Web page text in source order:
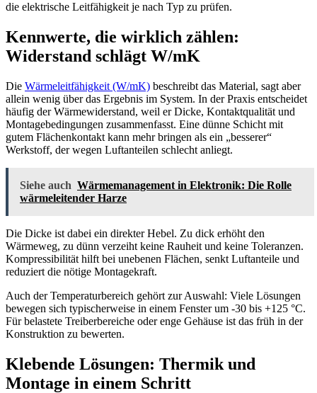
die elektrische Leitfähigkeit je nach Typ zu prüfen.
Kennwerte, die wirklich zählen:
Widerstand schlägt W/mK
Die Wärmeleitfähigkeit (W/mK) beschreibt das Material, sagt aber
allein wenig über das Ergebnis im System. In der Praxis entscheidet
häufig der Wärmewiderstand, weil er Dicke, Kontaktqualität und
Montagebedingungen zusammenfasst. Eine dünne Schicht mit
gutem Flächenkontakt kann mehr bringen als ein „besserer“
Werkstoff, der wegen Luftanteilen schlecht anliegt.
Siehe auch Wärmemanagement in Elektronik: Die Rolle
wärmeleitender Harze
Die Dicke ist dabei ein direkter Hebel. Zu dick erhöht den
Wärmeweg, zu dünn verzeiht keine Rauheit und keine Toleranzen.
Kompressibilität hilft bei unebenen Flächen, senkt Luftanteile und
reduziert die nötige Montagekraft.
Auch der Temperaturbereich gehört zur Auswahl: Viele Lösungen
bewegen sich typischerweise in einem Fenster um -30 bis +125 °C.
Für belastete Treiberbereiche oder enge Gehäuse ist das früh in der
Konstruktion zu bewerten.
Klebende Lösungen: Thermik und
Montage in einem Schritt